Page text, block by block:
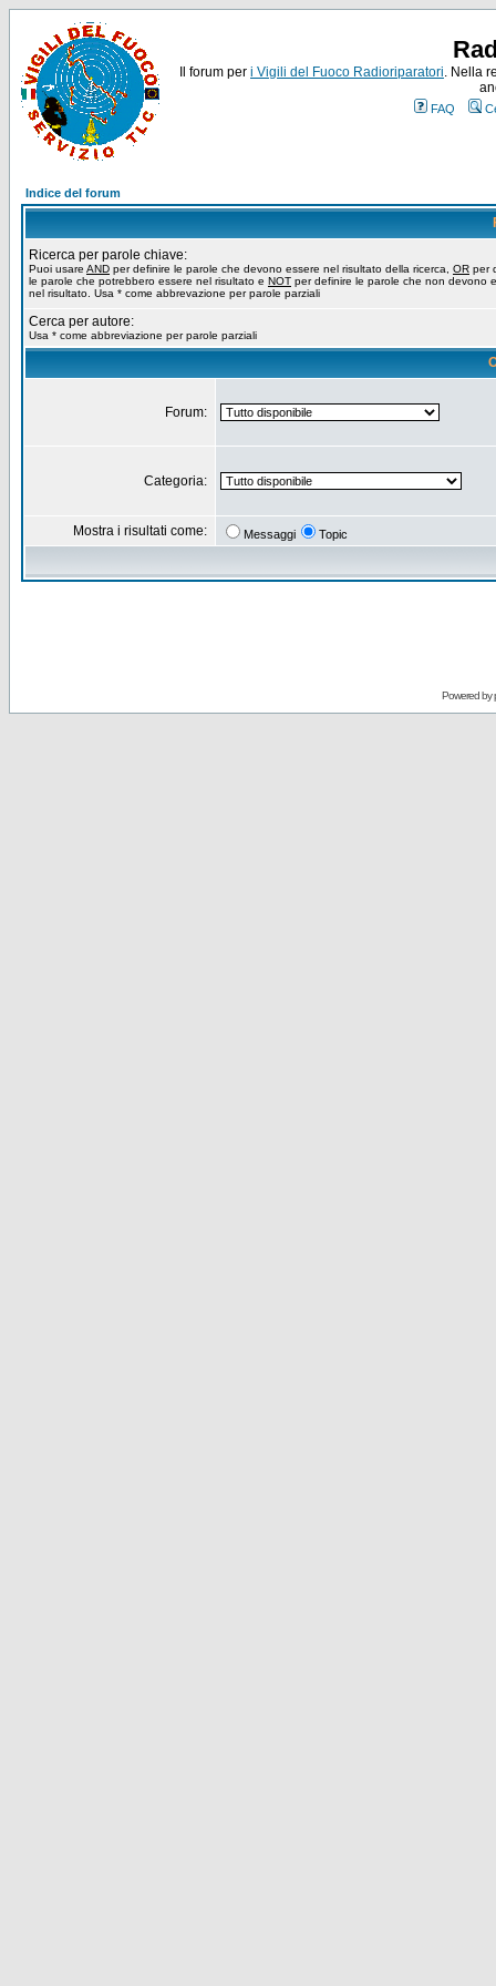
Il forum per i Vigili del Fuoco Radioriparatori. Nella
FAQ
Indice del forum
Ricerca per parole chiave:
Puoi usare AND per definire le parole che devono essere nel risultato della ricerca, OR per
le parole che potrebbero essere nel risultato e NOT per definire le parole che non devono
nel risultato. Usa * come abbrevazione per parole parziali
Cerca per autore:
Usa * come abbreviazione per parole parziali
Forum:
Categoria:
Mostra i risultati come: Messaggi Topic
Powered by